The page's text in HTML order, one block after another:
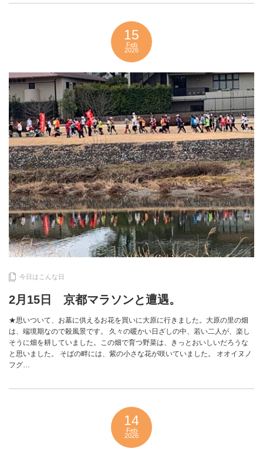
15
Feb
2026
今日はこんな日
2月15日 京都マラソンと遭遇。
★思いついて、お墓に供えるお花を買いに大原に行きました。大原の里の畑
は、端境期なので殺風景です。 久々の暖かい日ざしの中、若い二人が、楽し
そうに畑を耕していました。この畑で育つ野菜は、きっとおいしいだろうな
と思いました。 そばの畔には、紫の小さな花が咲いていました。 オオイヌノ
フグ…
14
Feb
2026